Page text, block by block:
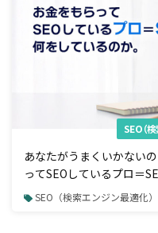
SEO（
あなたがうまくいかない
ってSEOしているプロ＝
SEO（検索エンジン最適化）